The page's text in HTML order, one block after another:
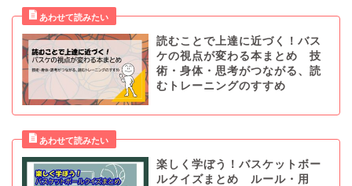
読むことで上達に近づく！バス
ケの視点が変わる本まとめ 技
術・身体・思考がつながる、読
むトレーニングのすすめ
楽しく学ぼう！バスケットボー
ルクイズまとめ ルール・用